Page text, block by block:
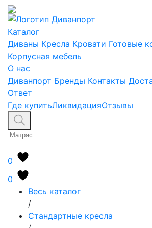
Каталог
Диваны Кресла Кровати Готовые
Корпусная мебель
О нас
Диванпорт Бренды Контакты
Ответ
Где купитьЛиквидацияОтзывы
0
0
Весь каталог
/
Стандартные кресла